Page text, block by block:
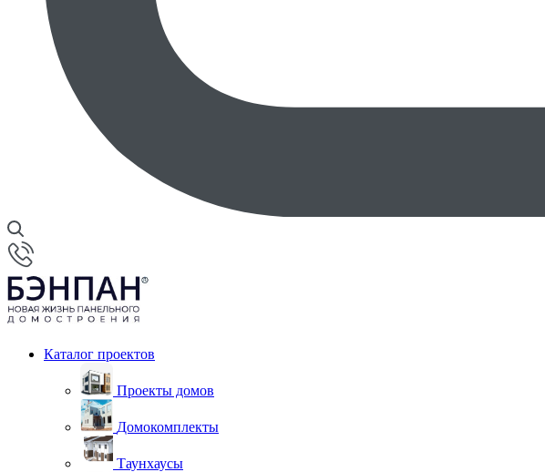
Каталог проектов
Проекты домов
Домокомплекты
Таунхаусы